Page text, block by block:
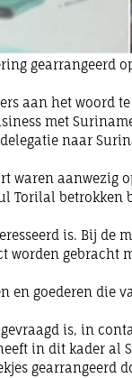
gearrangeerd
aan het woord
met
naar
waren aanwezig
Torilal betrokken
is. Bij de
gebracht
en goederen die
is, in
in dit kader
gearrangeerd